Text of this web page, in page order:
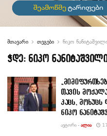
მთავარი თეგები ნიკო
ჭდე: ნიკო
თავის
კაცს,
ნიკო
ᲐᲕᲢᲝᲠᲘ - ᲐᲚᲘᲐ